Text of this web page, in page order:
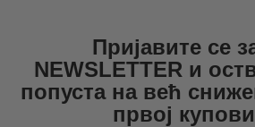
Пријавите се
NEWSLETTER и
попуста на већ
првој